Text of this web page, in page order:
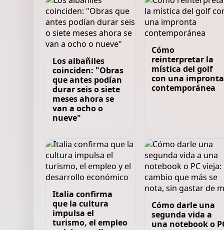
Los albañiles
coinciden: "Obras
que antes podían
durar seis o siete
meses ahora se
van a ocho o
nueve"
Cómo
reinterpretar la
mística del golf
con una impronta
contemporánea
Italia confirma
que la cultura
impulsa el
turismo, el empleo
Cómo darle una
segunda vida a
una notebook o